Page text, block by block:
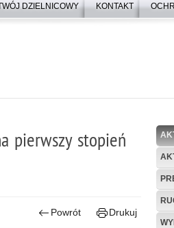
DZIELNICOWY KONTAKT
pierwszy stopień
Powrót Drukuj